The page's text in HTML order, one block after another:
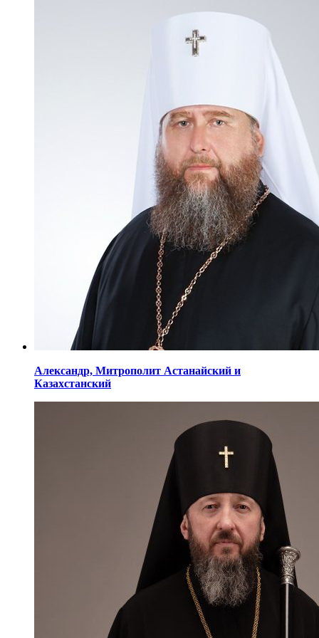
Александр, Митрополит Астанайский и
Казахстанский